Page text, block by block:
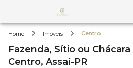
Home Imóveis Centro
Fazenda, Sítio ou Chácara
Centro, Assaí-PR